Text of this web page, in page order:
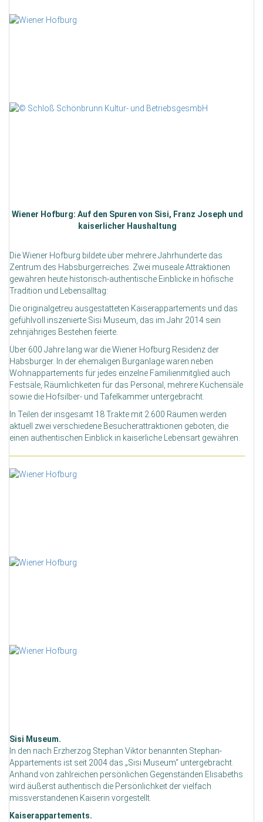
Wiener Hofburg: Auf den Spuren von Sisi, Franz Joseph und
kaiserlicher Haushaltung
Die Wiener Hofburg bildete über mehrere Jahrhunderte das
Zentrum des Habsburgerreiches. Zwei museale Attraktionen
gewähren heute historisch-authentische Einblicke in höfische
Tradition und Lebensalltag:
Die originalgetreu ausgestatteten Kaiserappartements und das
gefühlvoll inszenierte Sisi Museum, das im Jahr 2014 sein
zehnjähriges Bestehen feierte.
Über 600 Jahre lang war die Wiener Hofburg Residenz der
Habsburger. In der ehemaligen Burganlage waren neben
Wohnappartements für jedes einzelne Familienmitglied auch
Festsäle, Räumlichkeiten für das Personal, mehrere Küchensäle
sowie die Hofsilber- und Tafelkammer untergebracht.
In Teilen der insgesamt 18 Trakte mit 2.600 Räumen werden
aktuell zwei verschiedene Besucherattraktionen geboten, die
einen authentischen Einblick in kaiserliche Lebensart gewähren.
Sisi Museum.
In den nach Erzherzog Stephan Viktor benannten Stephan-
Appartements ist seit 2004 das „Sisi Museum“ untergebracht.
Anhand von zahlreichen persönlichen Gegenständen Elisabeths
wird äußerst authentisch die Persönlichkeit der vielfach
missverstandenen Kaiserin vorgestellt.
Kaiserappartements.